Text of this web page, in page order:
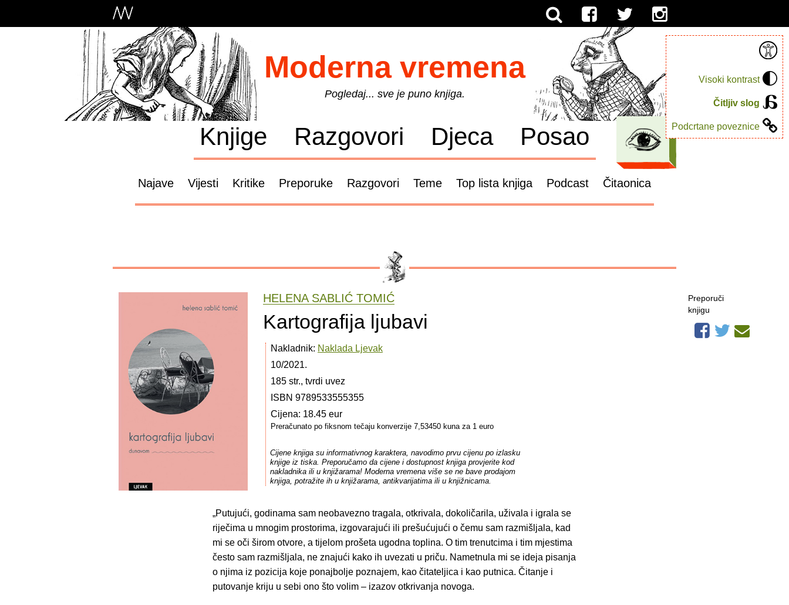
Visoki kontrast
Čitljiv slog
Podcrtane poveznice
Moderna vremena
Pogledaj... sve je puno knjiga.
Knjige Razgovori Djeca Posao
Najave Vijesti Kritike Preporuke Razgovori Teme Top lista knjiga Podcast Čitaonica
HELENA SABLIĆ TOMIĆ
Kartografija ljubavi
Nakladnik: Naklada Ljevak
10/2021.
185 str., tvrdi uvez
ISBN 9789533555355
Cijena: 18.45 eur
Preračunato po fiksnom tečaju konverzije 7,53450 kuna za 1 euro
Cijene knjiga su informativnog karaktera, navodimo prvu cijenu po izlasku
knjige iz tiska. Preporučamo da cijene i dostupnost knjiga provjerite kod
nakladnika ili u knjižarama! Moderna vremena više se ne bave prodajom
knjiga, potražite ih u knjižarama, antikvarijatima ili u knjižnicama.
„Putujući, godinama sam neobavezno tragala, otkrivala, dokoličarila, uživala i igrala se
riječima u mnogim prostorima, izgovarajući ili prešućujući o čemu sam razmišljala, kad
mi se oči širom otvore, a tijelom prošeta ugodna toplina. O tim trenutcima i tim mjestima
često sam razmišljala, ne znajući kako ih uvezati u priču. Nametnula mi se ideja pisanja
o njima iz pozicija koje ponajbolje poznajem, kao čitateljica i kao putnica. Čitanje i
putovanje kriju u sebi ono što volim – izazov otkrivanja novoga.
Preporuči
knjigu